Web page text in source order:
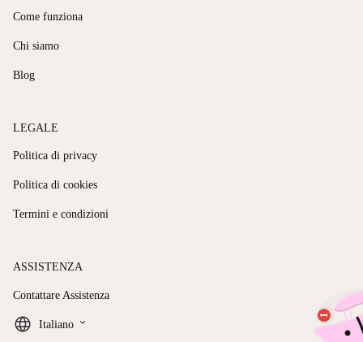
Come funziona
Chi siamo
Blog
LEGALE
Politica di privacy
Politica di cookies
Termini e condizioni
ASSISTENZA
Contattare Assistenza
Italiano keyboard_arrow_down